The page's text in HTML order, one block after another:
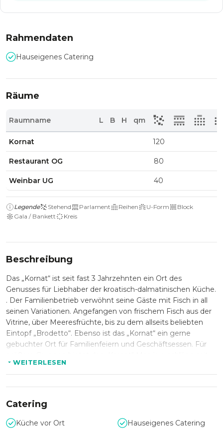
Rahmendaten
Hauseigenes Catering
Räume
Raumname L B H qm
Kornat 120
Restaurant OG 80
Weinbar UG 40
Legende Stehend Parlament Reihen U-Form
Block
Gala / Bankett
Kreis
Beschreibung
Das „Kornat“ ist seit fast 3 Jahrzehnten ein Ort des
Genusses für Liebhaber der kroatisch-dalmatinischen Küche.
. Der Familienbetrieb verwöhnt seine Gäste mit Fisch in all
seinen Variationen. Angefangen von frischem Fisch aus der
Vitrine, über Meeresfrüchte, bis zu dem allseits beliebten
Eintopf „Brodetto“. Ebenso ist das „Kornat“ ein gerne
gebuchter Ort für Familienfeiern und Geschäftsessen. Für
und ohne Weinbegleitung. Neben der hervorragenden
Qualität der Fischspezialitäten, ist das Restaurant für seine
vorzügliche Weinkarte bekannt. Hochwertige Weine aus
Kroatien, Italien, Frankreich, Österreich und den besten
Weinbaugebieten der neuen Welt, werden von
Weinkennern sehr geschätzt. Ebenso wird man mit
WEITERLESEN
Catering
Küche vor Ort Hauseigenes Catering